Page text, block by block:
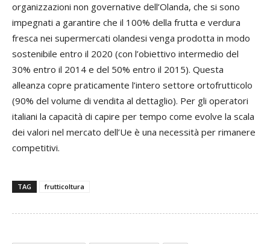
organizzazioni non governative dell’Olanda, che si sono
impegnati a garantire che il 100% della frutta e verdura
fresca nei supermercati olandesi venga prodotta in modo
sostenibile entro il 2020 (con l’obiettivo intermedio del
30% entro il 2014 e del 50% entro il 2015). Questa
alleanza copre praticamente l’intero settore ortofrutticolo
(90% del volume di vendita al dettaglio). Per gli operatori
italiani la capacità di capire per tempo come evolve la scala
dei valori nel mercato dell’Ue è una necessità per rimanere
competitivi.
TAG frutticoltura